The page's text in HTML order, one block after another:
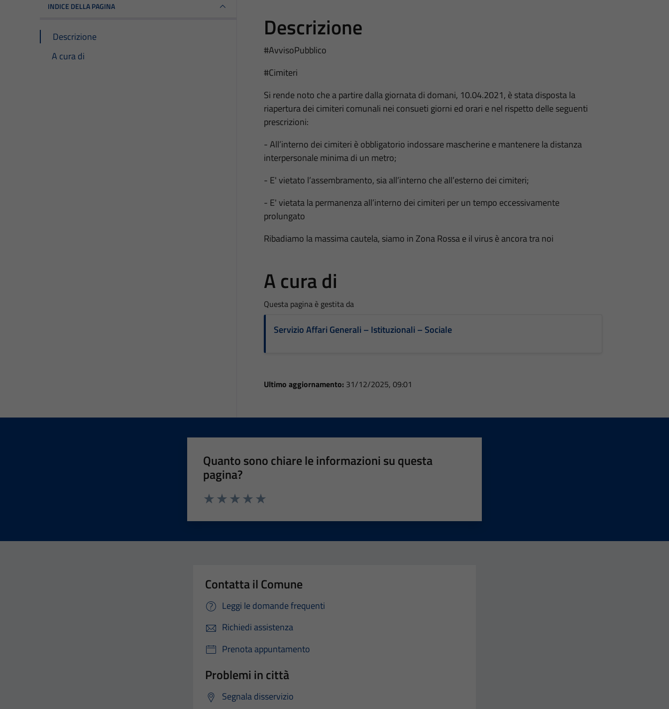
INDICE DELLA PAGINA
Descrizione
A cura di
Descrizione
#AvvisoPubblico
#Cimiteri
Si rende noto che a partire dalla giornata di domani, 10.04.2021, è stata disposta la
riapertura dei cimiteri comunali nei consueti giorni ed orari e nel rispetto delle seguenti
prescrizioni:
- All’interno dei cimiteri è obbligatorio indossare mascherine e mantenere la distanza
interpersonale minima di un metro;
- E' vietato l’assembramento, sia all’interno che all’esterno dei cimiteri;
- E' vietata la permanenza all’interno dei cimiteri per un tempo eccessivamente
prolungato
Ribadiamo la massima cautela, siamo in Zona Rossa e il virus è ancora tra noi
A cura di
Questa pagina è gestita da
Servizio Affari Generali – Istituzionali – Sociale
Ultimo aggiornamento: 31/12/2025, 09:01
Quanto sono chiare le informazioni su questa
pagina?
Contatta il Comune
Leggi le domande frequenti
Richiedi assistenza
Prenota appuntamento
Problemi in città
Segnala disservizio